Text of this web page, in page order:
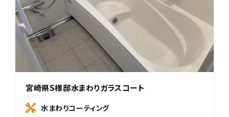
宮崎県S様邸水まわりガラスコート
水まわりコーティング